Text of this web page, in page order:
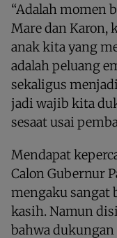
“Adalah momen
Mare dan Karon,
anak kita yang
adalah peluang
sekaligus
jadi wajib kita
sesaat usai
Mendapat
Calon Gubernur
mengaku sangat
kasih. Namun
bahwa